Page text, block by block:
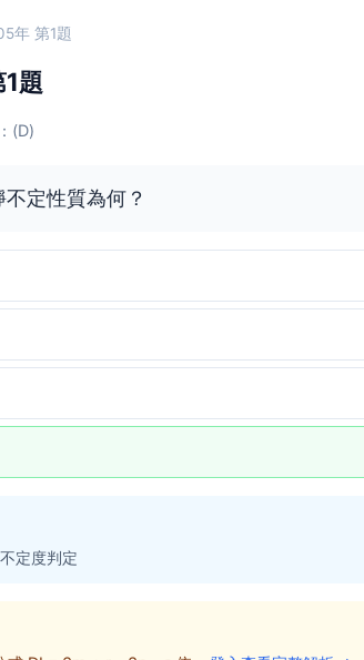
年 第1題
題
(D)
定性質為何？
定度判定